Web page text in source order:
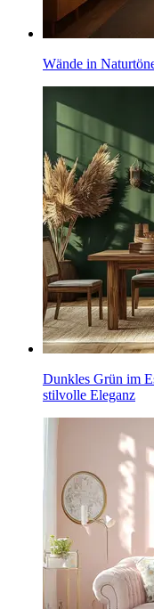
Wände in
Dunkles Grün im
stilvolle Eleganz